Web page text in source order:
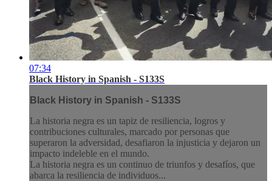
07:34
Black History in Spanish - S133S
Black History in Spanish - S133S
La historia negra es un tapiz de resiliencia, logros y
contribuciones culturales, marcado por personas que
superaron la adversidad, desafiaron la injusticia y dejaron un
impacto indeleble en el mundo.
La historia negra es un continuo de triunfos y desafíos, que
abarca la resiliencia de individuos...